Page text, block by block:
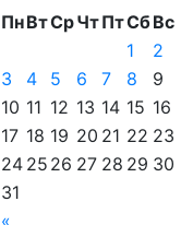
ПнВтСрЧтПтСбВс
1
2
3
4 5 6 7 8
9
10 11 12 13 14 15 16
17 18 19 20 21 22 23
24 25 26 27 28 29 30
31